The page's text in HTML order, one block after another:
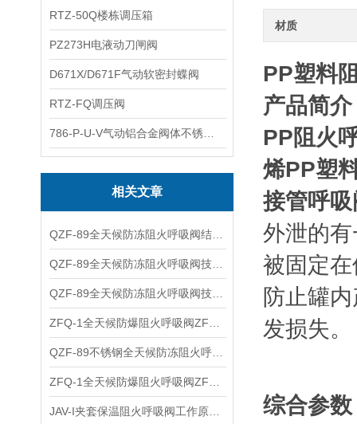
RTZ-50Q楼栋调压箱
PZ273H电液动刀闸阀
D671X/D671F气动软密封蝶阀
RTZ-FQ调压阀
相关文章
材质
PP塑料
产品简
PP阻火
烯PP塑
接管呼
外泄的
被固定
防止罐
发损失。
综合参数